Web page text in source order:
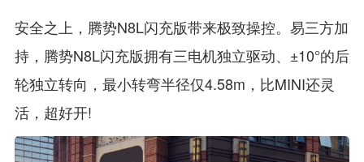
安全之上，腾势N8L闪充版带来极致操控。易三方加
持，腾势N8L闪充版拥有三电机独立驱动、±10°的后
轮独立转向，最小转弯半径仅4.58m，比MINI还灵
活，超好开!